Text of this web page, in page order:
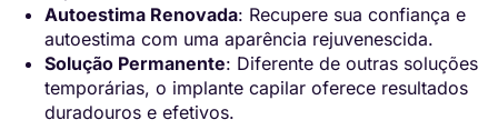
Autoestima Renovada: Recupere sua confiança e
autoestima com uma aparência rejuvenescida.
Solução Permanente: Diferente de outras soluções
temporárias, o implante capilar oferece resultados
duradouros e efetivos.